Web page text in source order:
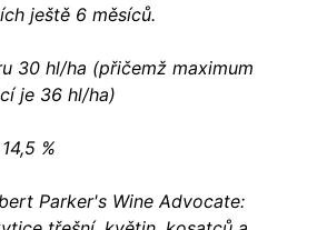
ještě 6 měsíců.
30 hl/ha (přičemž maximum
je 36 hl/ha)
%
Parker's Wine Advocate: